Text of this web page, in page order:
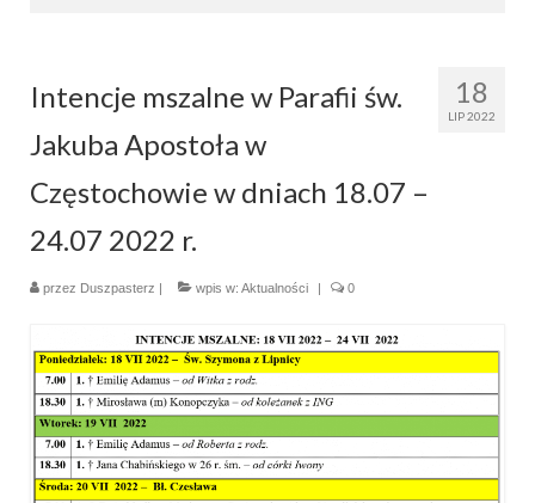
Intencje mszalne
Informacje duszpasterskie
Piszą o nas
Remont kościoła
Parafia
Historia
Duszpasterze
Nasz patron
Kościół Rektoracki
18
LIP 2022
Intencje mszalne w Parafii św.
Jakuba Apostoła w
Częstochowie w dniach 18.07 –
24.07 2022 r.
przez Duszpasterz wpis w: Aktualności 0